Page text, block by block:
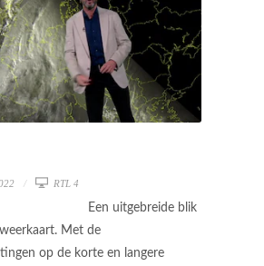
RTL 4
Een uitgebreide blik
Met de
op de korte en langere